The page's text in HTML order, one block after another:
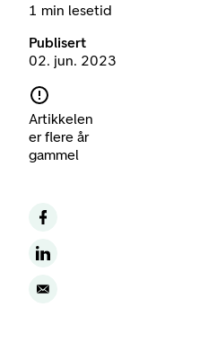
1 min lesetid
Publisert
02. jun. 2023
Artikkelen
er flere år
gammel